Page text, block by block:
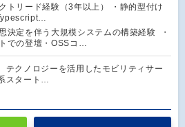
トリード経験（3年以上） ・静的型付け
決定を伴う大規模システムの構築経験 ・
での登壇・OSSコ…
テクノロジーを活用したモビリティサー
スタート…